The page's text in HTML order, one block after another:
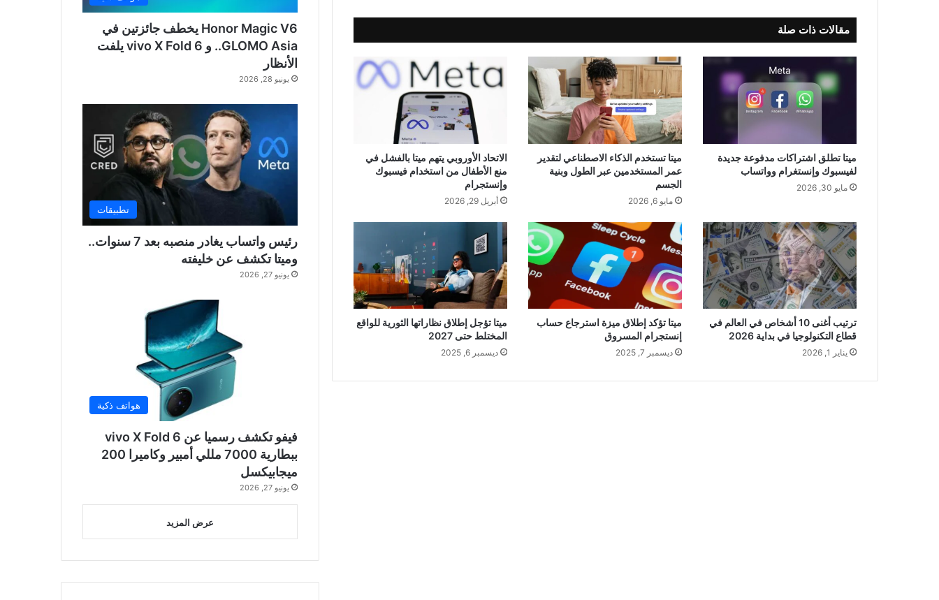
مقالات ذات صلة
ميتا تطلق اشتراكات مدفوعة جديدة
لفيسبوك وإنستغرام وواتساب
مايو 30, 2026
ميتا تستخدم الذكاء الاصطناعي لتقدير
عمر المستخدمين عبر الطول وبنية
الجسم
مايو 6, 2026
الاتحاد الأوروبي يتهم ميتا بالفشل في
منع الأطفال من استخدام فيسبوك
وإنستجرام
أبريل 29, 2026
ترتيب أغنى 10 أشخاص في العالم في
قطاع التكنولوجيا في بداية 2026
يناير 1, 2026
ميتا تؤكد إطلاق ميزة استرجاع حساب
إنستجرام المسروق
ديسمبر 7, 2025
ميتا تؤجل إطلاق نظاراتها الثورية للواقع
المختلط حتى 2027
ديسمبر 6, 2025
Honor Magic V6 يخطف جائزتين في
GLOMO Asia.. و vivo X Fold 6 يلفت
الأنظار
يونيو 28, 2026
تطبيقات
رئيس واتساب يغادر منصبه بعد 7 سنوات..
وميتا تكشف عن خليفته
يونيو 27, 2026
هواتف ذكية
فيفو تكشف رسميا عن vivo X Fold 6
ببطارية 7000 مللي أمبير وكاميرا 200
ميجابيكسل
يونيو 27, 2026
عرض المزيد